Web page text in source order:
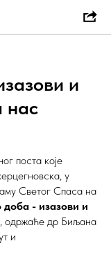
и
нас
поста које
у
Светог Спаса на
- изазови и
, одржаће др Биљана
и